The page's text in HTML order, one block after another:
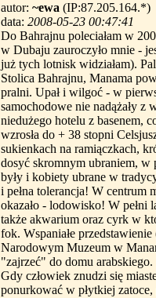
autor: ~ewa (IP:87.205.164.*)
data: 2008-05-23 00:47:41
Do Bahrajnu poleciałam w
w Dubaju zauroczyło mnie -
już tych lotnisk widziałam).
Stolica Bahrajnu, Manama
pralni. Upał i wilgoć - w
samochodowe nie nadążały z
niedużego hotelu z basenem,
wzrosła do + 38 stopni
sukienkach na ramiączkach,
dosyć skromnym ubraniem, w
były i kobiety ubrane w
i pełna tolerancja! W centrum
okazało - lodowisko! W pełni
także akwarium oraz cyrk w
fok. Wspaniałe
Narodowym Muzeum w
"zajrzeć" do domu arabskiego.
Gdy człowiek znudzi się
ponurkować w płytkiej